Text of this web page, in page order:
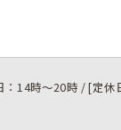
14時～20時 / [定休